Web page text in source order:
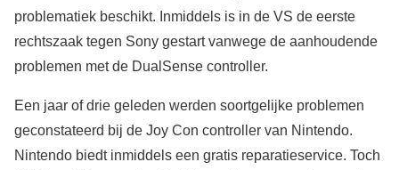
problematiek beschikt. Inmiddels is in de VS de eerste
rechtszaak tegen Sony gestart vanwege de aanhoudende
problemen met de DualSense controller.
Een jaar of drie geleden werden soortgelijke problemen
geconstateerd bij de Joy Con controller van Nintendo.
Nintendo biedt inmiddels een gratis reparatieservice. Toch